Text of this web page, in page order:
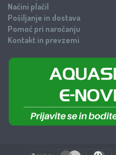
Načini plačil
Pošiljanje in dostava
Pomoč pri naročanju
Kontakt in prevzemi